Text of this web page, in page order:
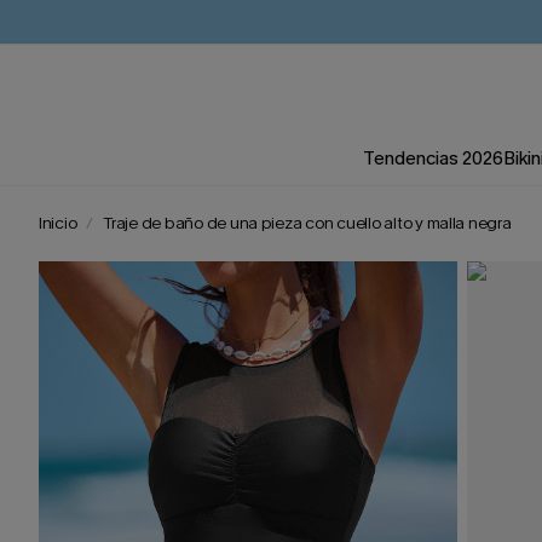
Tendencias 2026
Inicio Traje de baño de una pieza con cuello alto y malla negra